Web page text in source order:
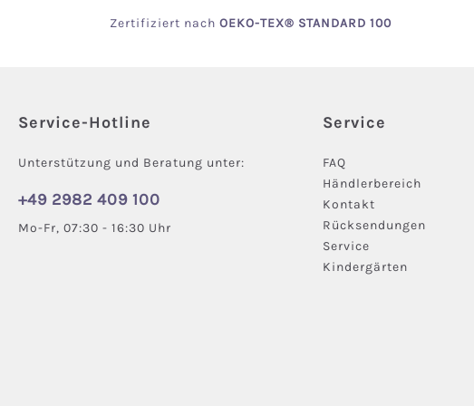
Zertifiziert nach OEKO-TEX® STANDARD 100
Service-Hotline
Unterstützung und Beratung unter:
+49 2982 409 100
Mo-Fr, 07:30 - 16:30 Uhr
Service
FAQ
Händlerbereich
Kontakt
Rücksendungen
Service
Kindergärten